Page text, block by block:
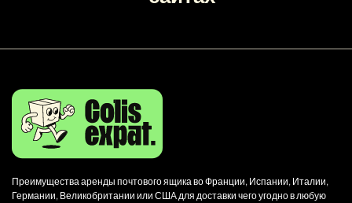
Преимущества аренды почтового ящика во Франции, Испании, Италии,
Германии, Великобритании или США для доставки чего угодно в любую